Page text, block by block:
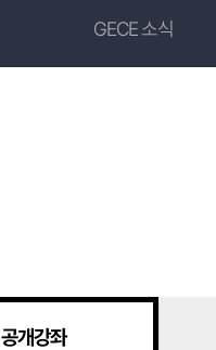
GECE 소식
공개강좌